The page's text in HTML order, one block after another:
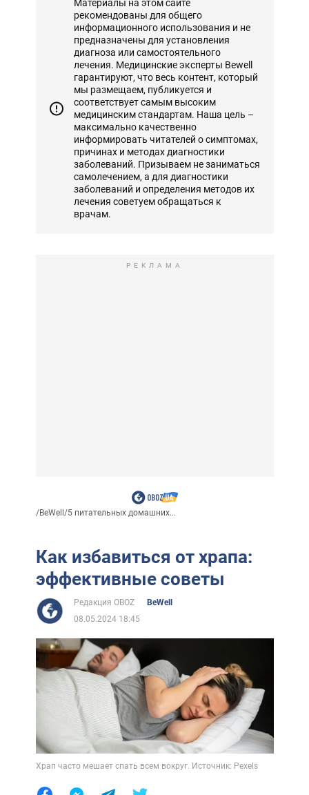
Материалы на этом сайте
рекомендованы для общего
информационного использования и не
предназначены для установления
диагноза или самостоятельного
лечения. Медицинские эксперты Bewell
гарантируют, что весь контент, который
мы размещаем, публикуется и
соответствует самым высоким
медицинским стандартам. Наша цель –
максимально качественно
информировать читателей о симптомах,
причинах и методах диагностики
заболеваний. Призываем не заниматься
самолечением, а для диагностики
заболеваний и определения методов их
лечения советуем обращаться к
врачам.
РЕКЛАМА
/BeWell /5 питательных домашних...
Как избавиться от храпа:
эффективные советы
Редакция OBOZ
BeWell
08.05.2024 18:45
Храп часто мешает спать всем вокруг. Источник: Pexels